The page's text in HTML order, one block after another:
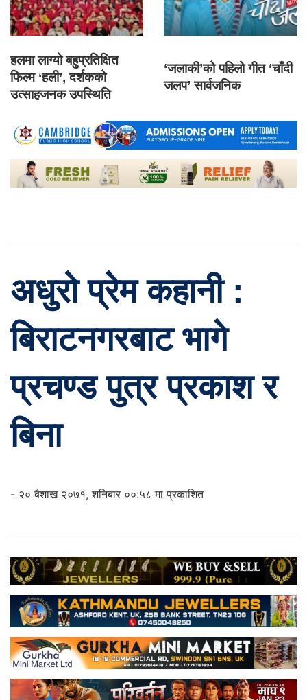
हलमा लाग्यो बहुप्रतिक्षित
फिल्म ‘हली’, दर्शकको
उत्साहजनक उपस्थिति
‘जलाकी’को पहिलो गीत ‘चाँदी
जलप’ सार्वजनिक
अधुरो प्रेम कहानी :
बिराटनगरबाट भागे
प्रचण्ड पुत्र प्रकाश र
बिना
- २० बैशाख २०७१, शनिबार ००:५८ मा प्रकाशित